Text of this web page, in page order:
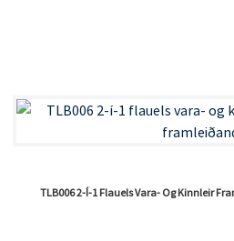
TLB006 2-Í-1 Flauels Vara- Og Kinnleir